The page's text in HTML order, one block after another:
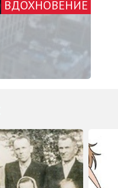
ВДОХНОВЕНИЕ